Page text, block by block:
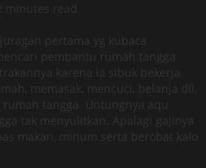
minutes read
pertama yg kubaca
pembantu rumah tangga
karena ia sibuk bekerja.
memasak, mencuci, belanja dll,
tangga. Untungnya aqu
tak menyulitkan. Apalagi gajinya
makan, minum serta berobat kalo